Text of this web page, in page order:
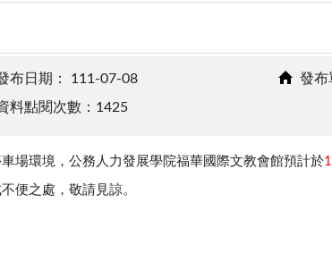
布日期： 111-07-08 發布
料點閱次數：1425
場環境，公務人力發展學院福華國際文教會館預計於
便之處，敬請見諒。